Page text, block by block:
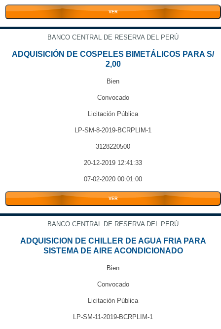
VER
BANCO CENTRAL DE RESERVA DEL PERÚ
ADQUISICIÓN DE COSPELES BIMETÁLICOS PARA S/
2,00
Bien
Convocado
Licitación Pública
LP-SM-8-2019-BCRPLIM-1
3128220500
20-12-2019 12:41:33
07-02-2020 00:01:00
VER
BANCO CENTRAL DE RESERVA DEL PERÚ
ADQUISICION DE CHILLER DE AGUA FRIA PARA
SISTEMA DE AIRE ACONDICIONADO
Bien
Convocado
Licitación Pública
LP-SM-11-2019-BCRPLIM-1